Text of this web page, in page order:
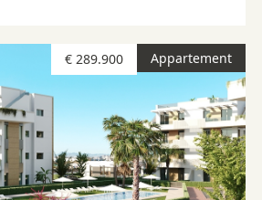
Appartement
€ 289.900